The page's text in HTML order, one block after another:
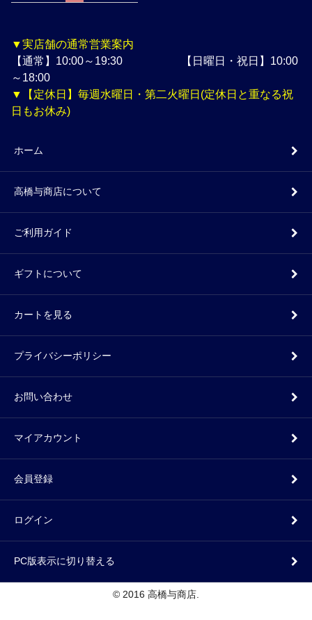
▼実店舗の通常営業案内
【通常】10:00～19:30 【日曜日・祝日】10:00
～18:00
▼【定休日】毎週水曜日・第二火曜日(定休日と重なる祝
日もお休み)
ホーム
高橋与商店について
ご利用ガイド
ギフトについて
カートを見る
プライバシーポリシー
お問い合わせ
マイアカウント
会員登録
ログイン
PC版表示に切り替える
© 2016 高橋与商店.